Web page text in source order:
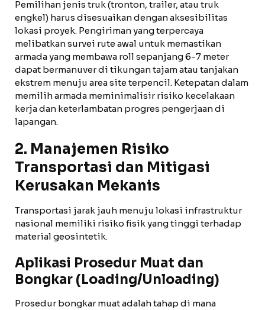
Pemilihan jenis truk (tronton, trailer, atau truk
engkel) harus disesuaikan dengan aksesibilitas
lokasi proyek. Pengiriman yang terpercaya
melibatkan survei rute awal untuk memastikan
armada yang membawa roll sepanjang 6-7 meter
dapat bermanuver di tikungan tajam atau tanjakan
ekstrem menuju area site terpencil. Ketepatan dalam
memilih armada meminimalisir risiko kecelakaan
kerja dan keterlambatan progres pengerjaan di
lapangan.
2. Manajemen Risiko
Transportasi dan Mitigasi
Kerusakan Mekanis
Transportasi jarak jauh menuju lokasi infrastruktur
nasional memiliki risiko fisik yang tinggi terhadap
material geosintetik.
Aplikasi Prosedur Muat dan
Bongkar (Loading/Unloading)
Prosedur bongkar muat adalah tahap di mana